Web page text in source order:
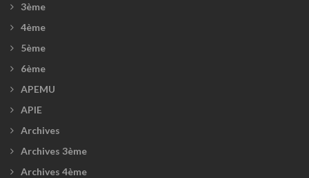
3ème
4ème
5ème
6ème
APEMU
APIE
Archives
Archives 3ème
Archives 4ème